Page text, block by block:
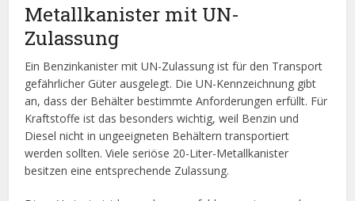
Metallkanister mit UN-
Zulassung
Ein Benzinkanister mit UN-Zulassung ist für den Transport
gefährlicher Güter ausgelegt. Die UN-Kennzeichnung gibt
an, dass der Behälter bestimmte Anforderungen erfüllt. Für
Kraftstoffe ist das besonders wichtig, weil Benzin und
Diesel nicht in ungeeigneten Behältern transportiert
werden sollten. Viele seriöse 20-Liter-Metallkanister
besitzen eine entsprechende Zulassung.